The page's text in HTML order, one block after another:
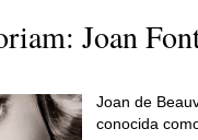
Joan
Joan de
conocida